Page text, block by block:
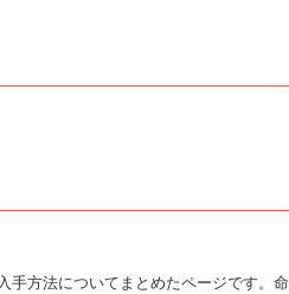
手方法についてまとめたページです。命